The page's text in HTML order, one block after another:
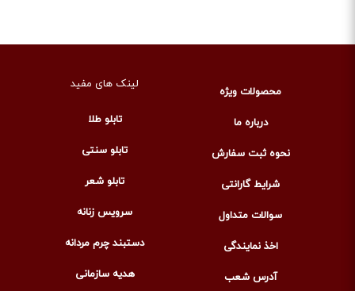
محصولات ویژه
درباره ما
نحوه ثبت سفارش
شرایط گارانتی
سوالات متداول
اخذ نمایندگی
آدرس شعب
لینک های مفید
تابلو طلا
تابلو سنتی
تابلو شعر
سرویس زنانه
دستبند چرم مردانه
هدیه سازمانی